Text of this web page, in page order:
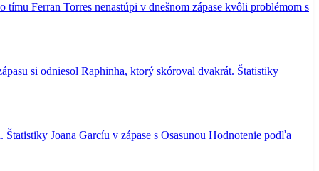
Ferran Torres nenastúpi v dnešnom zápase kvôli problémom s
si odniesol Raphinha, ktorý skóroval dvakrát. Štatistiky
Joana Garcíu v zápase s Osasunou Hodnotenie podľa